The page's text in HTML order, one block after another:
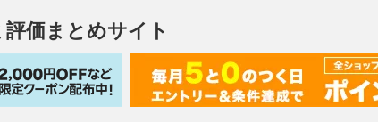
価まとめサイト